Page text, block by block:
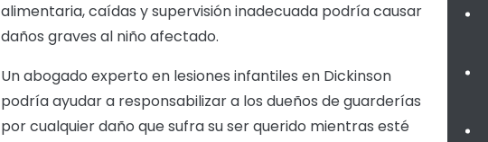
alimentaria, caídas y supervisión inadecuada podría causar
daños graves al niño afectado.
Un abogado experto en lesiones infantiles en Dickinson
podría ayudar a responsabilizar a los dueños de guarderías
por cualquier daño que sufra su ser querido mientras esté